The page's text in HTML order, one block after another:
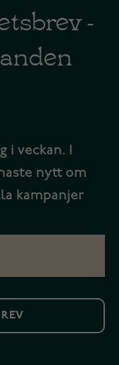
-
i veckan. I
nytt om
kampanjer